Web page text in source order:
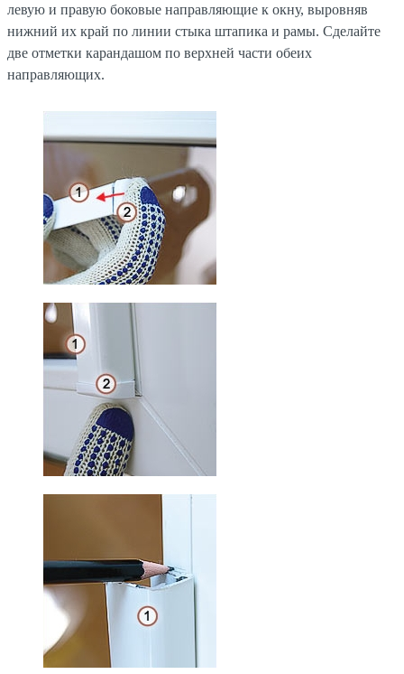
левую и правую боковые направляющие к окну, выровняв
нижний их край по линии стыка штапика и рамы. Сделайте
две отметки карандашом по верхней части обеих
направляющих.